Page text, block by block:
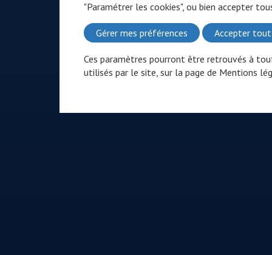
"Paramétrer les cookies", ou bien accepter
Gérer mes préférences Accepter tout
Ces paramètres pourront être retrouvés à
utilisés par le site, sur la page de Mentions